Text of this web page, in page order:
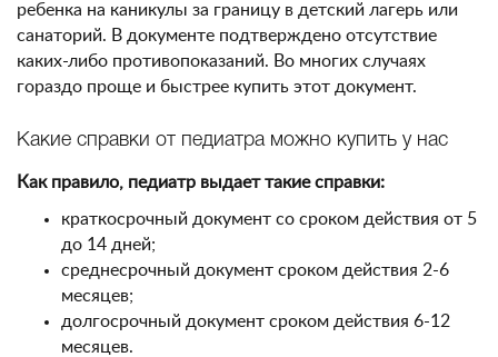
ребенка на каникулы за границу в детский лагерь или
санаторий. В документе подтверждено отсутствие
каких-либо противопоказаний. Во многих случаях
гораздо проще и быстрее купить этот документ.
Какие справки от педиатра можно купить у нас
Как правило, педиатр выдает такие справки:
краткосрочный документ со сроком действия от 5
до 14 дней;
среднесрочный документ сроком действия 2-6
месяцев;
долгосрочный документ сроком действия 6-12
месяцев.